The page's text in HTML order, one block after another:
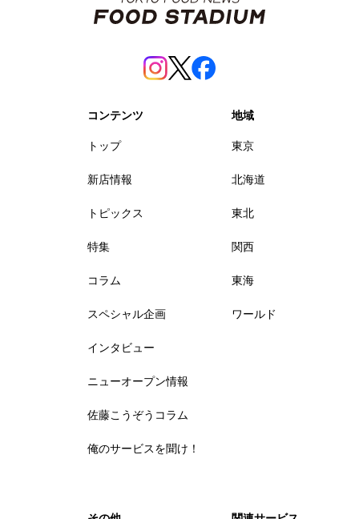
コンテンツ
トップ
新店情報
トピックス
特集
コラム
スペシャル企画
インタビュー
ニューオープン情報
佐藤こうぞうコラム
俺のサービスを聞け！
地域
東京
北海道
東北
関西
東海
ワールド